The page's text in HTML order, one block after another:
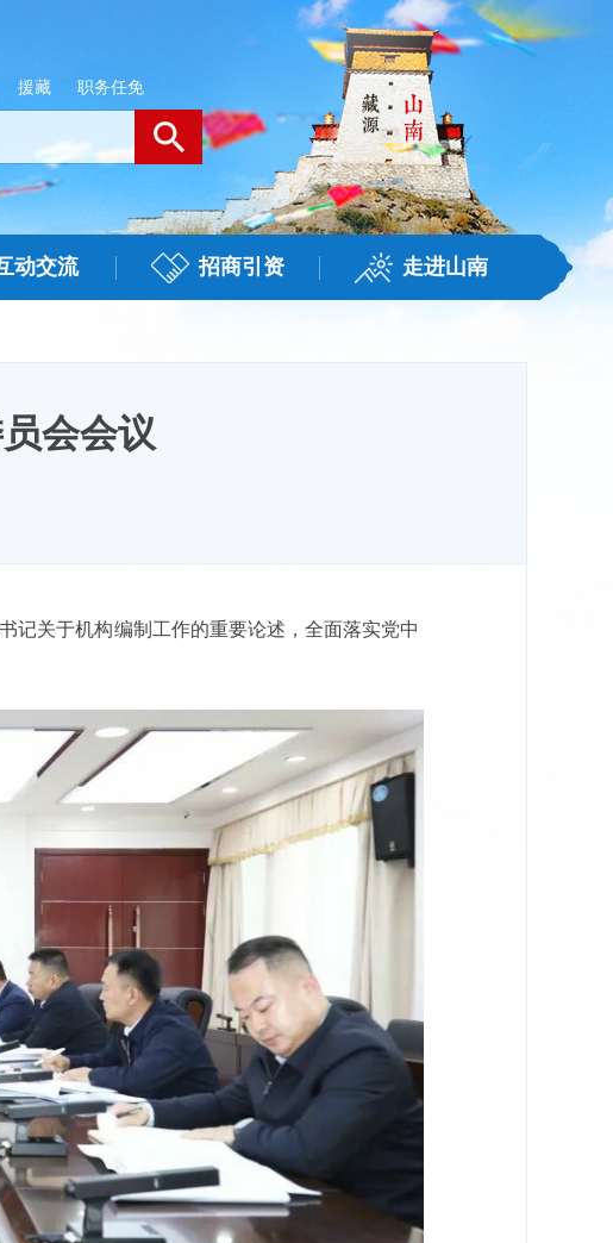
援藏 职务任免
动交流 招商引资 走进山南
会会议
记关于机构编制工作的重要论述，全面落实党中